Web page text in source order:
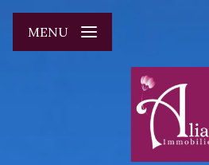
MENU